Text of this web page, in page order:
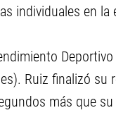
individuales en
Ruiz finalizó su
más que